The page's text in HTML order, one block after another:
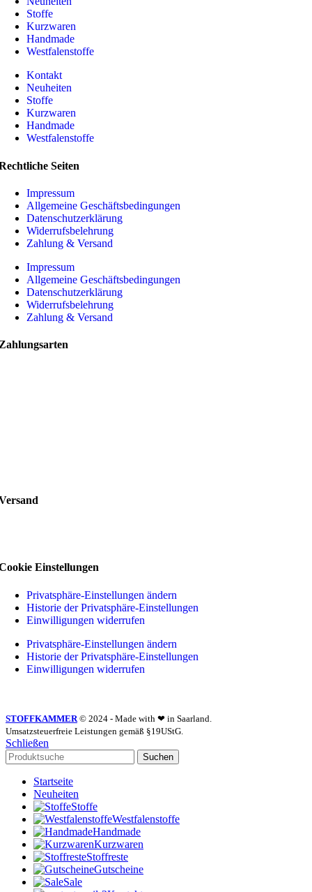
Stoffe
Kurzwaren
Handmade
Westfalenstoffe
Kontakt
Neuheiten
Stoffe
Kurzwaren
Handmade
Westfalenstoffe
Seiten
Impressum
Allgemeine Geschäftsbedingungen
Datenschutzerklärung
Widerrufsbelehrung
Zahlung & Versand
Impressum
Allgemeine Geschäftsbedingungen
Datenschutzerklärung
Widerrufsbelehrung
Zahlung & Versand
Einstellungen
Privatsphäre-Einstellungen ändern
Historie der Privatsphäre-Einstellungen
Einwilligungen widerrufen
Privatsphäre-Einstellungen ändern
Historie der Privatsphäre-Einstellungen
Einwilligungen widerrufen
STOFFKAMMER © 2024 - Made with ❤ in Saarland.
Umsatzsteuerfreie Leistungen gemäß §19UStG.
Schließen
Suchen
Startseite
Neuheiten
Stoffe
Westfalenstoffe
Handmade
Kurzwaren
Stoffreste
Gutscheine
Sale